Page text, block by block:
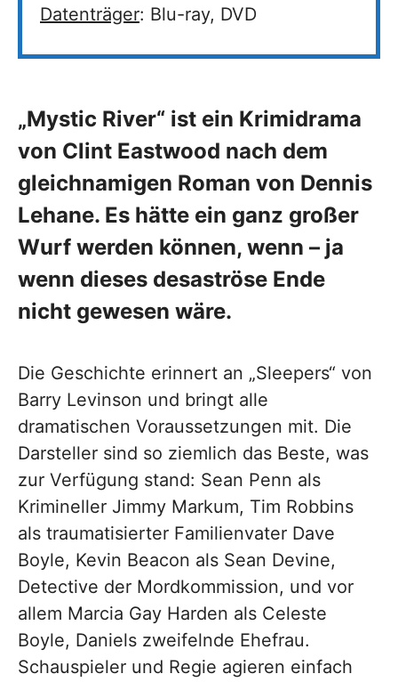
Datenträger: Blu-ray, DVD
„Mystic River“ ist ein Krimidrama
von Clint Eastwood nach dem
gleichnamigen Roman von Dennis
Lehane. Es hätte ein ganz großer
Wurf werden können, wenn – ja
wenn dieses desaströse Ende
nicht gewesen wäre.
Die Geschichte erinnert an „Sleepers“ von
Barry Levinson und bringt alle
dramatischen Voraussetzungen mit. Die
Darsteller sind so ziemlich das Beste, was
zur Verfügung stand: Sean Penn als
Krimineller Jimmy Markum, Tim Robbins
als traumatisierter Familienvater Dave
Boyle, Kevin Beacon als Sean Devine,
Detective der Mordkommission, und vor
allem Marcia Gay Harden als Celeste
Boyle, Daniels zweifelnde Ehefrau.
Schauspieler und Regie agieren einfach